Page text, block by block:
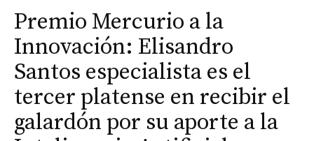
Premio Mercurio a la
Innovación: Elisandro
Santos especialista es el
tercer platense en recibir el
galardón por su aporte a la